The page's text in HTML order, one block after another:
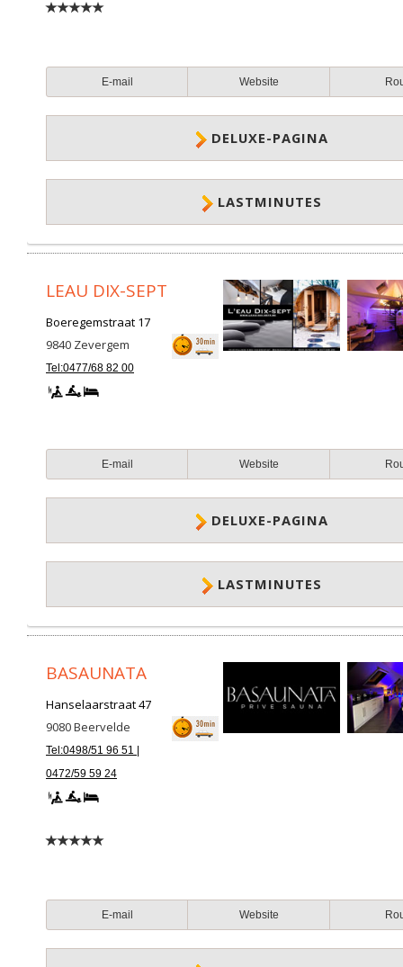
E-mail Website
DELUXE-PAGINA
LASTMINUTES
LEAU DIX-SEPT
Boeregemstraat 17
9840 Zevergem
Tel:0477/68 82 00
E-mail Website
DELUXE-PAGINA
LASTMINUTES
BASAUNATA
Hanselaarstraat 47
9080Beervelde
Tel:0498/51 96 51 |
0472/59 59 24
E-mail Website